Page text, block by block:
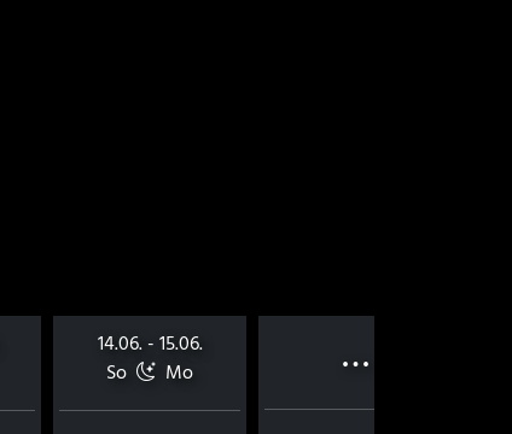
14.06. - 15.06.
So
Mo …